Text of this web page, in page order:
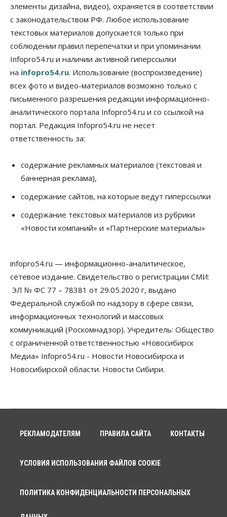
Общество
«За тех, у кого от 270 баллов,
настоящая борьба»: вузы настойчиво
обзванивают новосибирских высокобалльников
перед зачислением
06 Августа 2026, 13:00
Власть
Режим ЧС ввели в Омской области из-за засухи
06 Августа 2026, 12:15
Новосибирск готовится к визиту Владимира
Путина
Бизнес Недвижимость Общество
Росреестр назвал главные причины
06 Августа 2026, 12:00
Телекоммуникации
В 16 населённых пунктах Мошковского района
Бизнес Право&Порядок
Злоумышленники опять атакуют
новосибирские компании через электронную
почту
06 Августа 2026, 11:00
Общество
Медики готовятся к второму пику активности
клещей в Новосибирской области
06 Августа 2026, 10:00
06 Августа 2026, 09:00
Застройщики Новосибирска
От регоператора Новосибирска потребовали
погасить долги на два миллиарда
элементы дизайна, видео), охраняется в соответствии
с законодательством РФ. Любое использование
текстовых материалов допускается только при
соблюдении правил перепечатки и при упоминании
Infopro54.ru и наличии активной гиперссылки
на infopro54.ru. Использование (воспроизведение)
всех фото и видео-материалов возможно только с
письменного разрешения редакции информационно-
аналитического портала Infopro54.ru и со ссылкой на
портал. Редакция Infopro54.ru не несет
ответственность за:
содержание рекламных материалов (текстовая и
баннерная реклама),
содержание сайтов, на которые ведут гиперссылки
содержание текстовых материалов из рубрики
«Новости компаний» и «Партнерские материалы»
infopro54.ru — информационно-аналитическое,
сетевое издание. Свидетельство о регистрации СМИ:
ЭЛ № ФС 77 – 78381 от 29.05.2020 г, выдано
Федеральной службой по надзору в сфере связи,
информационных технологий и массовых
коммуникаций (Роскомнадзор). Учредитель: Общество
с ограниченной ответственностью «Новосибирск
Медиа» Infopro54.ru - Новости Новосибирска и
Новосибирской области. Новости Сибири.
РЕКЛАМОДАТЕЛЯМ ПРАВИЛА САЙТА КОНТАКТЫ
УСЛОВИЯ ИСПОЛЬЗОВАНИЯ ФАЙЛОВ COOKIE
ПОЛИТИКА КОНФИДЕНЦИАЛЬНОСТИ ПЕРСОНАЛЬНЫХ